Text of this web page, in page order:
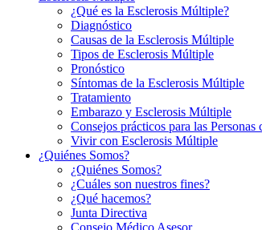
¿Qué es la Esclerosis Múltiple?
Diagnóstico
Causas de la Esclerosis Múltiple
Tipos de Esclerosis Múltiple
Pronóstico
Síntomas de la Esclerosis Múltiple
Tratamiento
Embarazo y Esclerosis Múltiple
Consejos prácticos para las Personas
Vivir con Esclerosis Múltiple
¿Quiénes Somos?
¿Quiénes Somos?
¿Cuáles son nuestros fines?
¿Qué hacemos?
Junta Directiva
Consejo Médico Asesor